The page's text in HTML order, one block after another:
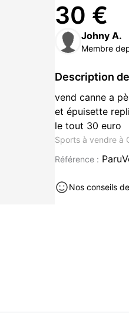
30 €
Johny A.
Membre
Description
vend canne a
et épuisette
le tout 30 euro
Sports à vendre à
Référence :
Nos conseils